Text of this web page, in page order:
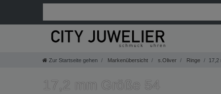
Zur Startseite gehen Markenübersicht s.Oliver Ringe 17,2
17,2 mm Größe 54